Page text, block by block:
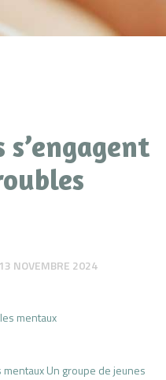
13 NOVEMBRE 2024
Un groupe de jeunes